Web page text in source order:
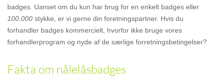
badges. Uanset om du kun har brug for en enkelt badges eller
100.000 stykke, er vi gerne din foretningspartner. Hvis du
forhandler badges kommercielt, hvorfor ikke bruge vores
forhandlerprogram og nyde af de særlige forretningsbetingelser?
Fakta om nålelåsbadges